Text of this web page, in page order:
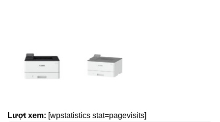
Lượt xem: [wpstatistics stat=pagevisits]